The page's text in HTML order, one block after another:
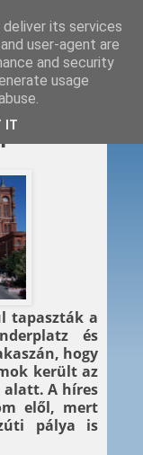
tapaszták a
és
hogy
került az
alatt. A híres
elől, mert
pálya is
its services
user-agent are
and security
usage
IT